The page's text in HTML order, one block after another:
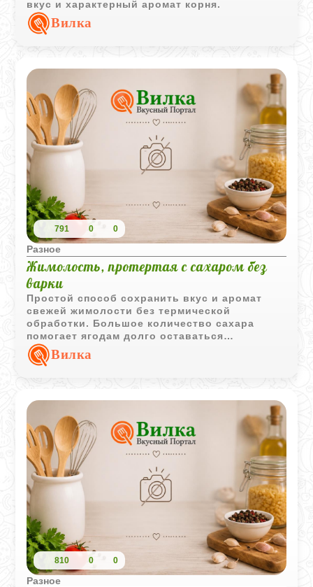
вкус и характерный аромат корня.
Вилка
791 0 0
Разное
Жимолость, протертая с сахаром без
варки
Простой способ сохранить вкус и аромат
свежей жимолости без термической
обработки. Большое количество сахара
помогает ягодам долго оставаться
пригодными для хранения.
Вилка
810 0 0
Разное